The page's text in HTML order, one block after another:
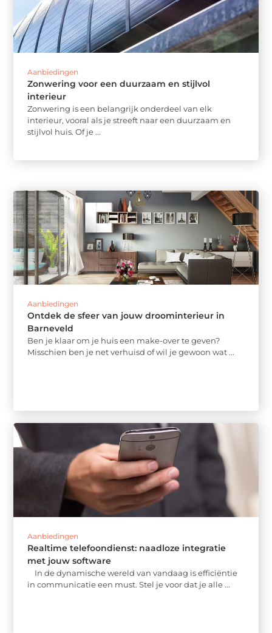
Aanbiedingen
Zonwering voor een duurzaam en stijlvol
interieur
Zonwering is een belangrijk onderdeel van elk
interieur, vooral als je streeft naar een duurzaam en
stijlvol huis. Of je ...
Aanbiedingen
Ontdek de sfeer van jouw droominterieur in
Barneveld
Ben je klaar om je huis een make-over te geven?
Misschien ben je net verhuisd of wil je gewoon wat ...
Aanbiedingen
Realtime telefoondienst: naadloze integratie
met jouw software
In de dynamische wereld van vandaag is efficiëntie
in communicatie een must. Stel je voor dat je alle ...